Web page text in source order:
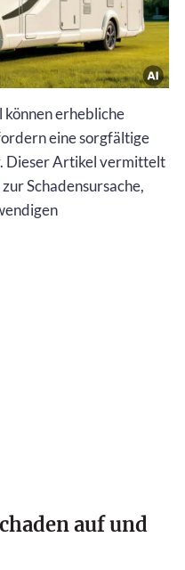
können erhebliche
eine sorgfältige
Dieser Artikel vermittelt
Schadensursache,
auf und